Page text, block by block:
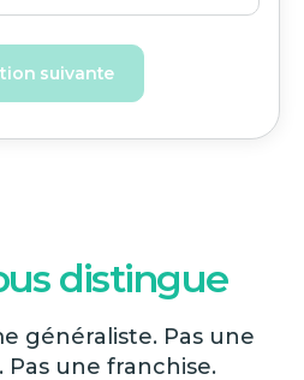
suivante
distingue
généraliste. Pas une
une franchise.